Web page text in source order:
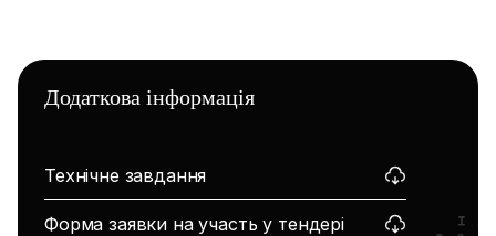
Додаткова інформація
Технічне завдання
Форма заявки на участь у тендері